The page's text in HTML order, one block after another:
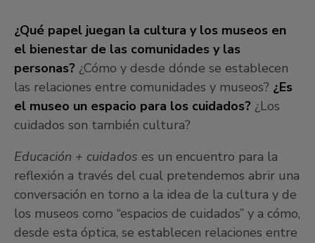
¿Qué papel juegan la cultura y los museos en
el bienestar de las comunidades y las
personas? ¿Cómo y desde dónde se establecen
las relaciones entre comunidades y museos? ¿Es
el museo un espacio para los cuidados? ¿Los
cuidados son también cultura?
Educación + cuidados es un encuentro para la
reflexión a través del cual pretendemos abrir una
conversación en torno a la idea de la cultura y de
los museos como “espacios de cuidados” y a cómo,
desde esta óptica, se establecen relaciones entre